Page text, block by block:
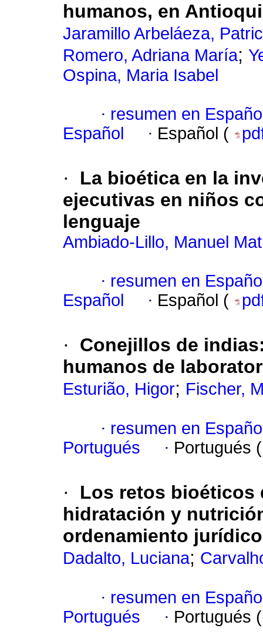
humanos, en
Jaramillo Arbeláeza,
Romero, Adriana María;
Ospina, Maria Isabel
· resumen en
Español
· Español (
·
La bioética en la
ejecutivas en niños
lenguaje
Ambiado-Lillo, Manuel
· resumen en
Español
· Español (
·
Conejillos de
humanos de
Esturião, Higor; Fischer,
· resumen en
Portugués
· Portugués
·
Los retos bioéticos
hidratación y
ordenamiento
Dadalto, Luciana;
· resumen en
Portugués
· Portugués